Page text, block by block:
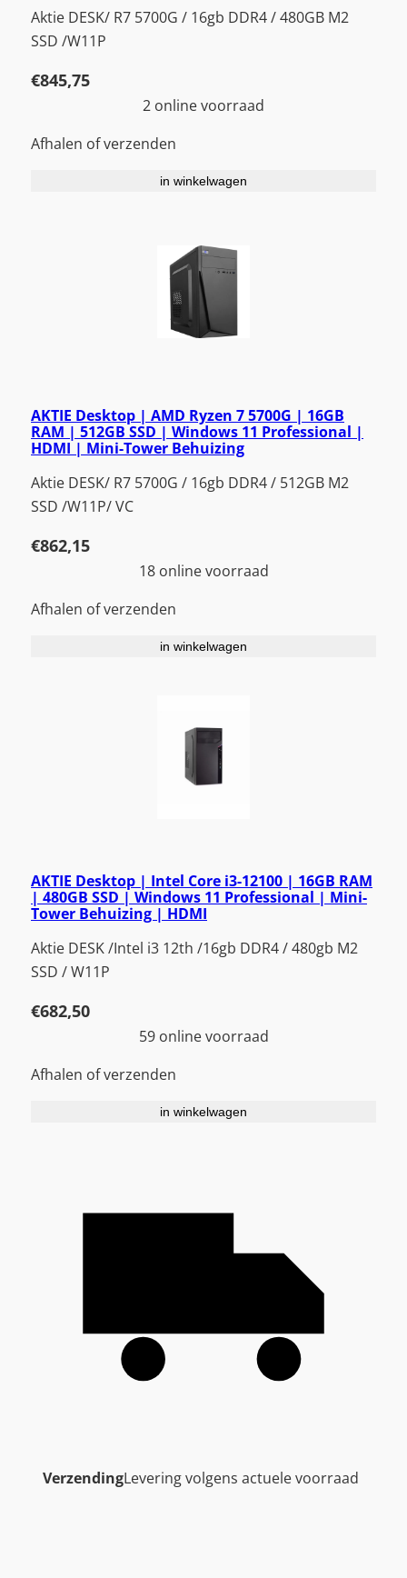
Aktie DESK/ R7 5700G / 16gb DDR4 / 480GB M2
SSD /W11P
€845,75
2 online voorraad
Afhalen of verzenden
in winkelwagen
AKTIE Desktop | AMD Ryzen 7 5700G | 16GB
RAM | 512GB SSD | Windows 11 Professional |
HDMI | Mini-Tower Behuizing
Aktie DESK/ R7 5700G / 16gb DDR4 / 512GB M2
SSD /W11P/ VC
€862,15
18 online voorraad
Afhalen of verzenden
in winkelwagen
AKTIE Desktop | Intel Core i3-12100 | 16GB RAM
| 480GB SSD | Windows 11 Professional | Mini-
Tower Behuizing | HDMI
Aktie DESK /Intel i3 12th /16gb DDR4 / 480gb M2
SSD / W11P
€682,50
59 online voorraad
Afhalen of verzenden
in winkelwagen
VerzendingLevering volgens actuele voorraad